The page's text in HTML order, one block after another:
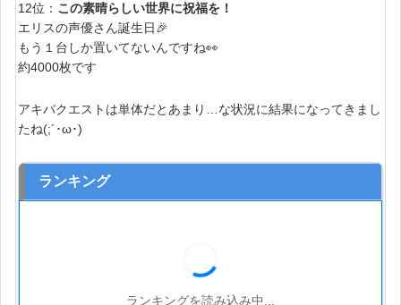
12位： この素晴らしい世界に祝福を！
エリスの声優さん誕生日🎉
もう１台しか置いてないんですね👀
約4000枚です
アキバクエストは単体だとあまり…な状況に結果になってきまし
たね(;´･ω･)
ランキング
ランキングを読み込み中...